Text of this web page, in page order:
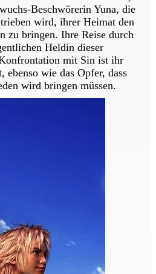
Beschwörerin Yuna, die
wird, ihrer Heimat den
zu bringen. Ihre Reise durch
Heldin dieser
mit Sin ist ihr
ebenso wie das Opfer, dass
wird bringen müssen.